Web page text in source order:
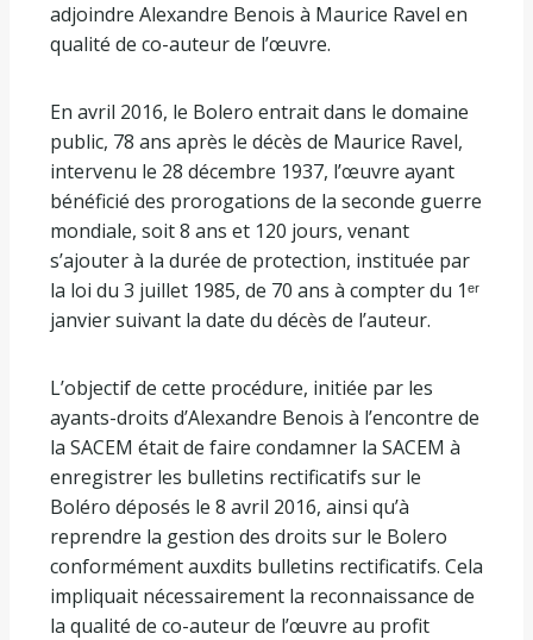
adjoindre Alexandre Benois à Maurice Ravel en
qualité de co-auteur de l’œuvre.
En avril 2016, le Bolero entrait dans le domaine
public, 78 ans après le décès de Maurice Ravel,
intervenu le 28 décembre 1937, l’œuvre ayant
bénéficié des prorogations de la seconde guerre
mondiale, soit 8 ans et 120 jours, venant
s’ajouter à la durée de protection, instituée par
la loi du 3 juillet 1985, de 70 ans à compter du 1ᵉʳ
janvier suivant la date du décès de l’auteur.
L’objectif de cette procédure, initiée par les
ayants-droits d’Alexandre Benois à l’encontre de
la SACEM était de faire condamner la SACEM à
enregistrer les bulletins rectificatifs sur le
Boléro déposés le 8 avril 2016, ainsi qu’à
reprendre la gestion des droits sur le Bolero
conformément auxdits bulletins rectificatifs. Cela
impliquait nécessairement la reconnaissance de
la qualité de co-auteur de l’œuvre au profit